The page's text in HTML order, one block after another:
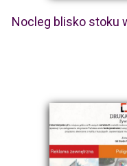
Nocleg blisko stoku